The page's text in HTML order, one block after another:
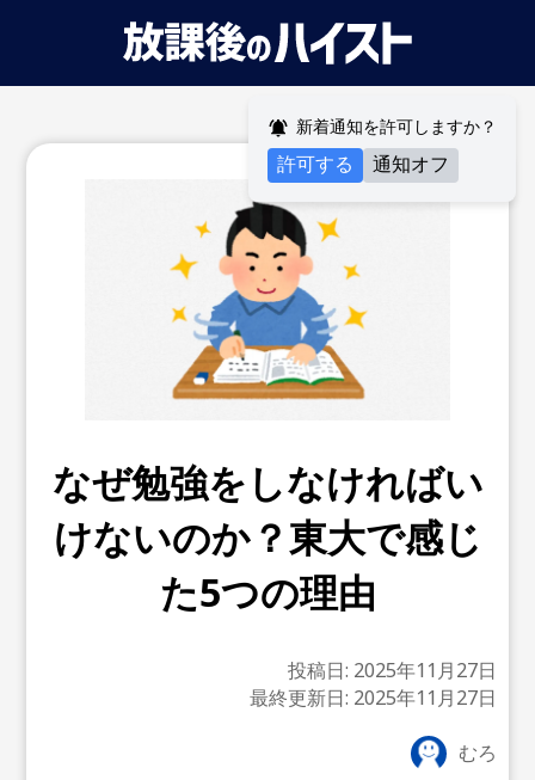
新着通知を許可しますか？
許可する 通知オフ
なぜ勉強をしなければい
けないのか？東大で感じ
た5つの理由
投稿日: 2025年11月27日
最終更新日: 2025年11月27日
むろ